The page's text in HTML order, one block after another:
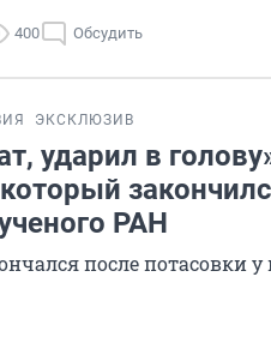
400 Обсудить
ЭКСКЛЮЗИВ
ударил в
РАН
после потасовки у